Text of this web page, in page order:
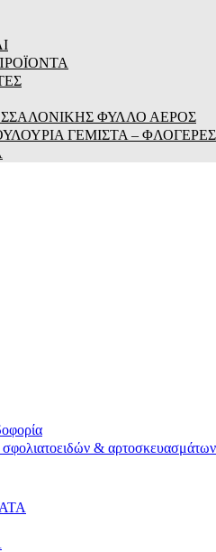
ΦΥΛΛΟ ΑΕΡΟΣ
ΓΕΜΙΣΤΑ – ΦΛΟΓΕΡΕΣ
& αρτοσκευασμάτων